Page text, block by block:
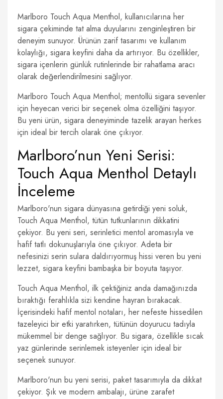
Marlboro Touch Aqua Menthol, kullanıcılarına her
sigara çekiminde tat alma duyularını zenginleştiren bir
deneyim sunuyor. Ürünün zarif tasarımı ve kullanım
kolaylığı, sigara keyfini daha da artırıyor. Bu özellikler,
sigara içenlerin günlük rutinlerinde bir rahatlama aracı
olarak değerlendirilmesini sağlıyor.
Marlboro Touch Aqua Menthol; mentollü sigara sevenler
için heyecan verici bir seçenek olma özelliğini taşıyor.
Bu yeni ürün, sigara deneyiminde tazelik arayan herkes
için ideal bir tercih olarak öne çıkıyor.
Marlboro’nun Yeni Serisi:
Touch Aqua Menthol Detaylı
İnceleme
Marlboro'nun sigara dünyasına getirdiği yeni soluk,
Touch Aqua Menthol, tütün tutkunlarının dikkatini
çekiyor. Bu yeni seri, serinletici mentol aromasıyla ve
hafif tatlı dokunuşlarıyla öne çıkıyor. Adeta bir
nefesinizi serin sulara daldırıyormuş hissi veren bu yeni
lezzet, sigara keyfini bambaşka bir boyuta taşıyor.
Touch Aqua Menthol, ilk çektiğiniz anda damağınızda
bıraktığı ferahlıkla sizi kendine hayran bırakacak.
İçerisindeki hafif mentol notaları, her nefeste hissedilen
tazeleyici bir etki yaratırken, tütünün doyurucu tadıyla
mükemmel bir denge sağlıyor. Bu sigara, özellikle sıcak
yaz günlerinde serinlemek isteyenler için ideal bir
seçenek sunuyor.
Marlboro'nun bu yeni serisi, paket tasarımıyla da dikkat
çekiyor. Şık ve modern ambalajı, ürüne zarafet